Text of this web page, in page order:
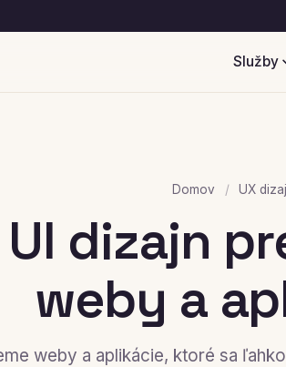
Služby
Domov / UX
UI dizajn
weby a
weby a aplikácie, ktoré sa